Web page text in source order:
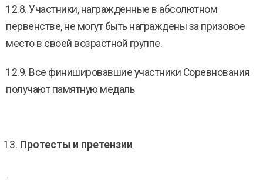
12.8. Участники, награжденные в абсолютном
первенстве, не могут быть награждены за призовое
место в своей возрастной группе.
12.9. Все финишировавшие участники Соревнования
получают памятную медаль
Протесты и претензии